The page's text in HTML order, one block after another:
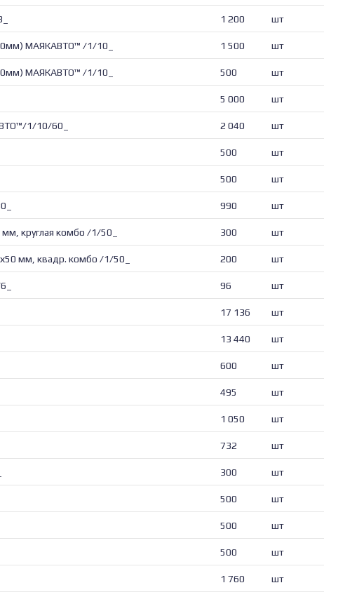
1 200 шт
МАЯКАВТО™ /1/10_ 1 500 шт
МАЯКАВТО™ /1/10_ 500 шт
5 000 шт
1/10/60_ 2 040 шт
500 шт
500 шт
990 шт
круглая комбо /1/50_ 300 шт
мм, квадр. комбо /1/50_ 200 шт
96 шт
17 136 шт
13 440 шт
600 шт
495 шт
1 050 шт
732 шт
300 шт
500 шт
500 шт
500 шт
1 760 шт